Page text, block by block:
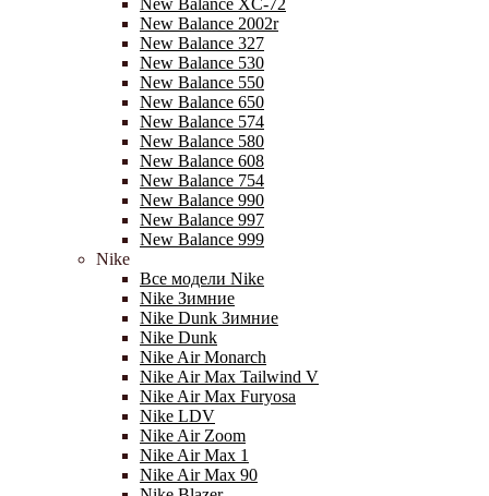
New Balance XC-72
New Balance 2002r
New Balance 327
New Balance 530
New Balance 550
New Balance 650
New Balance 574
New Balance 580
New Balance 608
New Balance 754
New Balance 990
New Balance 997
New Balance 999
Nike
Все модели Nike
Nike Зимние
Nike Dunk Зимние
Nike Dunk
Nike Air Monarch
Nike Air Max Tailwind V
Nike Air Max Furyosa
Nike LDV
Nike Air Zoom
Nike Air Max 1
Nike Air Max 90